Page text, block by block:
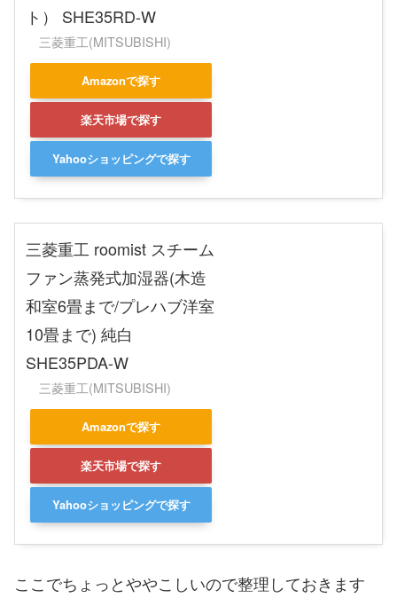
ト） SHE35RD-W
三菱重工(MITSUBISHI)
Amazonで探す
楽天市場で探す
Yahooショッピングで探す
三菱重工 roomist スチーム
ファン蒸発式加湿器(木造
和室6畳まで/プレハブ洋室
10畳まで) 純白
SHE35PDA-W
三菱重工(MITSUBISHI)
Amazonで探す
楽天市場で探す
Yahooショッピングで探す
ここでちょっとややこしいので整理しておきます